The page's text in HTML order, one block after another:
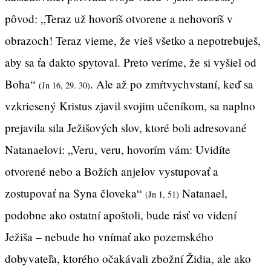
pôvod: „Teraz už hovoríš otvorene a nehovoríš v
obrazoch! Teraz vieme, že vieš všetko a nepotrebuješ,
aby sa ťa dakto spytoval. Preto veríme, že si vyšiel od
Boha“ (Jn 16, 29. 30). Ale až po zmŕtvychvstaní, keď sa
vzkriesený Kristus zjavil svojim učeníkom, sa naplno
prejavila sila Ježišových slov, ktoré boli adresované
Natanaelovi: „Veru, veru, hovorím vám: Uvidíte
otvorené nebo a Božích anjelov vystupovať a
zostupovať na Syna človeka“ (Jn 1, 51) Natanael,
podobne ako ostatní apoštoli, bude rásť vo videní
Ježiša – nebude ho vnímať ako pozemského
dobyvateľa, ktorého očakávali zbožní Židia, ale ako